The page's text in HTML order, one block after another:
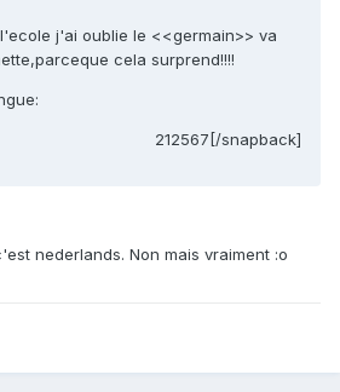
j'ai oublie le <<germain>> va
cela surprend!!!!
212567[/snapback]
nederlands. Non mais vraiment :o